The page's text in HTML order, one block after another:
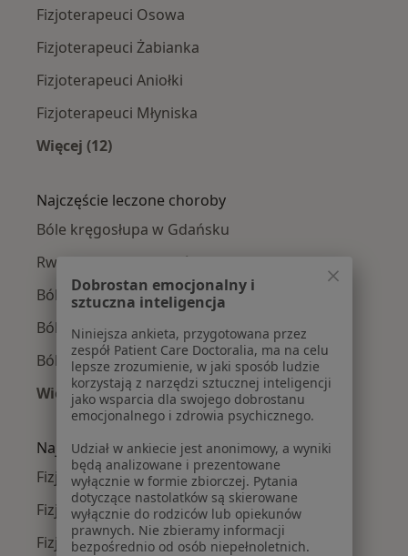
Fizjoterapeuci Osowa
Fizjoterapeuci Żabianka
Fizjoterapeuci Aniołki
Fizjoterapeuci Młyniska
Więcej (12)
Najczęście leczone choroby
Bóle kręgosłupa w Gdańsku
Rwa kulszowa w Gdańsku
Ból barku w Gdańsku
Ból biodra w Gdańsku
Ból kolana w Gdańsku
Więcej (15)
Więcej w kategorii: Najczęście leczone
Najpopularniejsze ubezpieczenia
Fizjoterapeuci z TU Zdrowie w Gdańsku
Fizjoterapeuci z Medicover w Gdańsku
Fizjoterapeuci z Allianz w Gdańsku
Dobrostan emocjonalny i
sztuczna inteligencja
Niniejsza ankieta, przygotowana przez
zespół Patient Care Doctoralia, ma na celu
lepsze zrozumienie, w jaki sposób ludzie
korzystają z narzędzi sztucznej inteligencji
jako wsparcia dla swojego dobrostanu
emocjonalnego i zdrowia psychicznego.
Udział w ankiecie jest anonimowy, a wyniki
będą analizowane i prezentowane
wyłącznie w formie zbiorczej. Pytania
dotyczące nastolatków są skierowane
wyłącznie do rodziców lub opiekunów
prawnych. Nie zbieramy informacji
bezpośrednio od osób niepełnoletnich.